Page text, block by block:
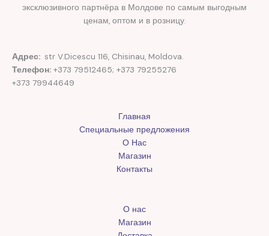
эксклюзивного партнёра в Молдове по самым выгодным
ценам, оптом и в розницу.
Адрес: str V.Dicescu 116, Chisinau, Moldova.
Телефон: +373 79512465; +373 79255276
+373 79944649
Главная
Специальные предложения
О Нас
Магазин
Контакты
О нас
Магазин